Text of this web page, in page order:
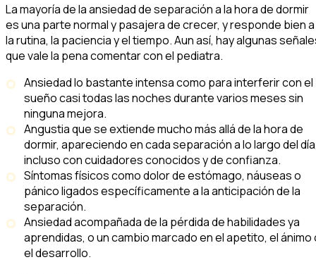
La mayoría de la ansiedad de separación a la hora de dormir
es una parte normal y pasajera de crecer, y responde bien a
la rutina, la paciencia y el tiempo. Aun así, hay algunas
que vale la pena comentar con el pediatra.
Ansiedad lo bastante intensa como para interferir con el
sueño casi todas las noches durante varios meses sin
ninguna mejora.
Angustia que se extiende mucho más allá de la hora de
dormir, apareciendo en cada separación a lo largo del
incluso con cuidadores conocidos y de confianza.
Síntomas físicos como dolor de estómago, náuseas o
pánico ligados específicamente a la anticipación de la
separación.
Ansiedad acompañada de la pérdida de habilidades ya
aprendidas, o un cambio marcado en el apetito, el ánimo
el desarrollo.